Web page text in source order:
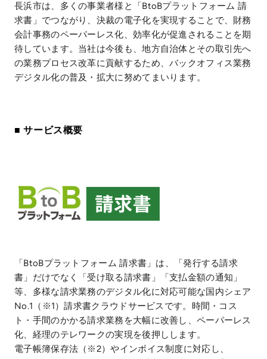
長浜市は、多くの事業者様と「BtoBプラットフォーム 請
求書」でつながり、決裁の電子化を実現することで、財務
会計事務のペーパーレス化、効率化が促進されることを期
待しています。当社は今後も、地方自治体とその取引先へ
の業務プロセス改革に貢献するため、バックオフィス業務
デジタル化の普及・拡大に努めてまいります。
■ サービス概要
「BtoBプラットフォーム 請求書」は、「発行する請求
書」だけでなく「受け取る請求書」「支払金額の通知」
等、多様な請求業務のデジタル化に対応可能な国内シェア
No.1（※1）請求書クラウドサービスです。時間・コス
ト・手間のかかる請求業務を大幅に改善し、ペーパーレス
化、経理のテレワークの実現を後押しします。
電子帳簿保存法（※2）やインボイス制度に対応し、